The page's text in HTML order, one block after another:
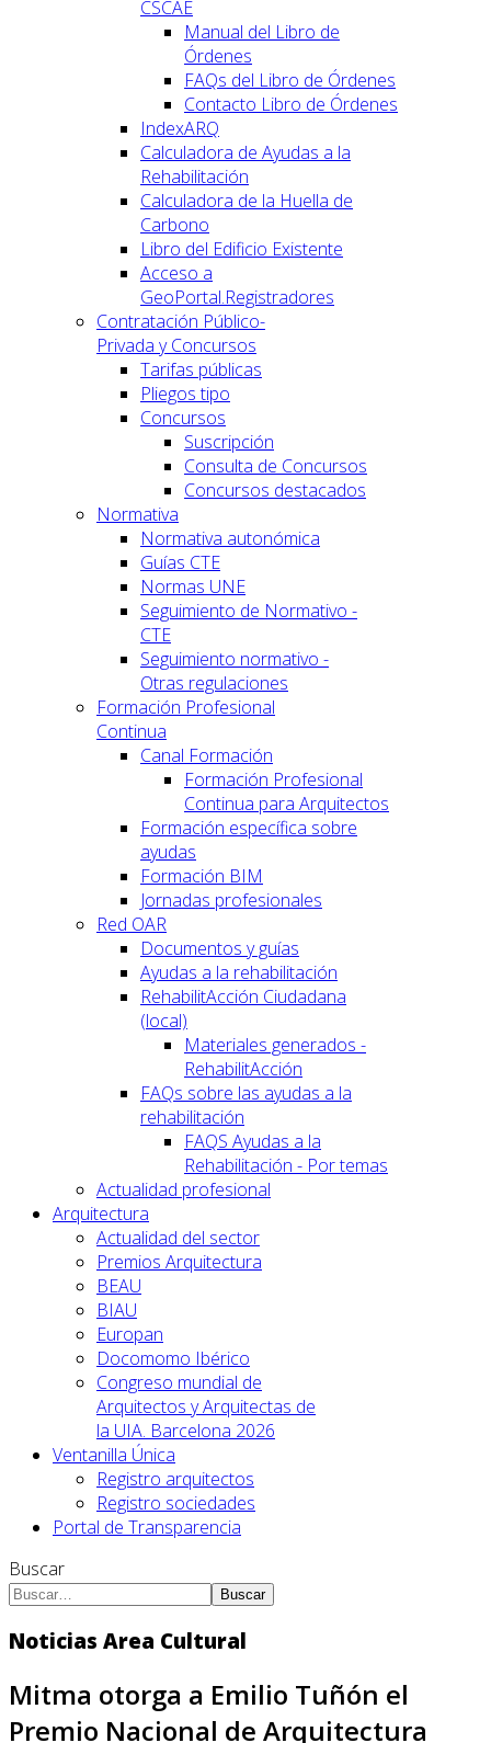
CSCAE
Manual del Libro de
Órdenes
FAQs del Libro de Órdenes
Contacto Libro de Órdenes
IndexARQ
Calculadora de Ayudas a la
Rehabilitación
Calculadora de la Huella de
Carbono
Libro del Edificio Existente
Acceso a
GeoPortal.Registradores
Contratación Público-
Privada y Concursos
Tarifas públicas
Pliegos tipo
Concursos
Suscripción
Consulta de Concursos
Concursos destacados
Normativa
Normativa autonómica
Guías CTE
Normas UNE
Seguimiento de Normativo -
CTE
Seguimiento normativo -
Otras regulaciones
Formación Profesional
Continua
Canal Formación
Formación Profesional
Continua para Arquitectos
Formación específica sobre
ayudas
Formación BIM
Jornadas profesionales
Red OAR
Documentos y guías
Ayudas a la rehabilitación
RehabilitAcción Ciudadana
(local)
Materiales generados -
RehabilitAcción
FAQs sobre las ayudas a la
rehabilitación
FAQS Ayudas a la
Rehabilitación - Por temas
Actualidad profesional
Arquitectura
Actualidad del sector
Premios Arquitectura
BEAU
BIAU
Europan
Docomomo Ibérico
Congreso mundial de
Arquitectos y Arquitectas de
la UIA. Barcelona 2026
Ventanilla Única
Registro arquitectos
Registro sociedades
Portal de Transparencia
Buscar
Buscar
Noticias Area Cultural
Mitma otorga a Emilio Tuñón el
Premio Nacional de Arquitectura